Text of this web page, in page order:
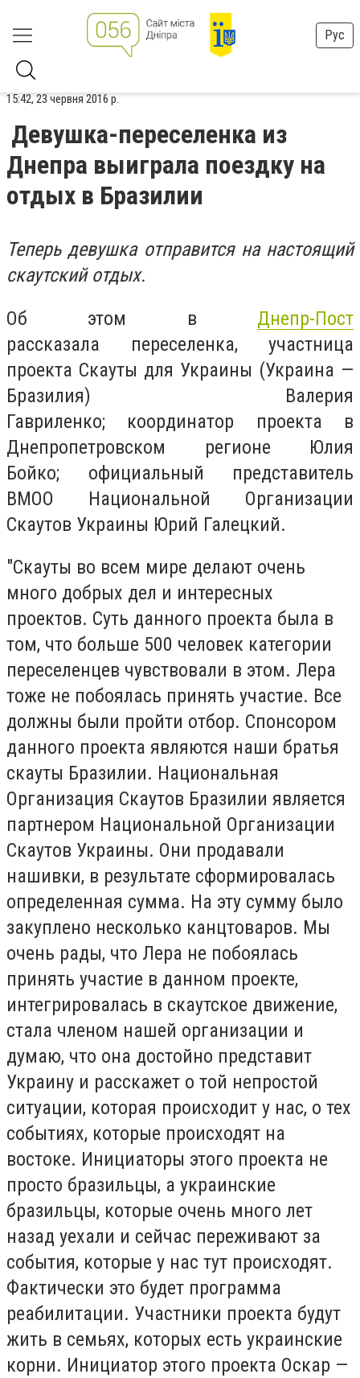
Рус
15:42, 23 червня 2016 р.
Девушка-переселенка из
Днепра выиграла поездку на
отдых в Бразилии
Теперь девушка отправится на настоящий
скаутский отдых.
Об этом в Днепр-Пост
рассказала переселенка, участница
проекта Скауты для Украины (Украина —
Бразилия) Валерия
Гавриленко; координатор проекта в
Днепропетровском регионе Юлия
Бойко; официальный представитель
ВМОО Национальной Организации
Скаутов Украины Юрий Галецкий.
"Скауты во всем мире делают очень
много добрых дел и интересных
проектов. Суть данного проекта была в
том, что больше 500 человек категории
переселенцев чувствовали в этом. Лера
тоже не побоялась принять участие. Все
должны были пройти отбор. Спонсором
данного проекта являются наши братья
скауты Бразилии. Национальная
Организация Скаутов Бразилии является
партнером Национальной Организации
Скаутов Украины. Они продавали
нашивки, в результате сформировалась
определенная сумма. На эту сумму было
закуплено несколько канцтоваров. Мы
очень рады, что Лера не побоялась
принять участие в данном проекте,
интегрировалась в скаутское движение,
стала членом нашей организации и
думаю, что она достойно представит
Украину и расскажет о той непростой
ситуации, которая происходит у нас, о тех
событиях, которые происходят на
востоке. Инициаторы этого проекта не
просто бразильцы, а украинские
бразильцы, которые очень много лет
назад уехали и сейчас переживают за
события, которые у нас тут происходят.
Фактически это будет программа
реабилитации. Участники проекта будут
жить в семьях, которых есть украинские
корни. Инициатор этого проекта Оскар —